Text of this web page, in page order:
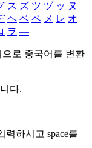
ス ズ ツ ヅ ッ ヌ
ヘ ベ ペ メ レ オ
ヲ ―
로 중국어를 변환
다.
력하시고 space를